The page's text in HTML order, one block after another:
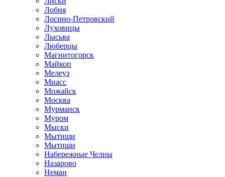
Лобня
Лосино-Петровский
Луховицы
Лысьва
Люберцы
Магнитогорск
Майкоп
Мелеуз
Миасс
Можайск
Москва
Мурманск
Муром
Мыски
Мытищи
Мытищи
Набережные Челны
Назарово
Неман